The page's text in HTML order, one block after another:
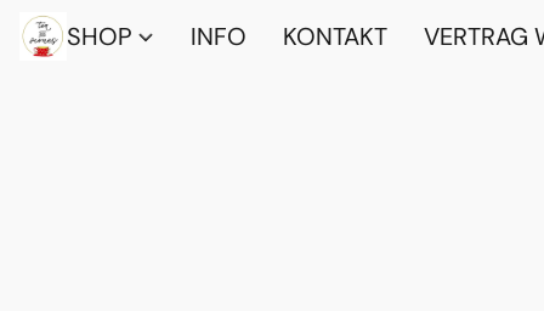
SHOP INFO KONTAKT VERTRAG